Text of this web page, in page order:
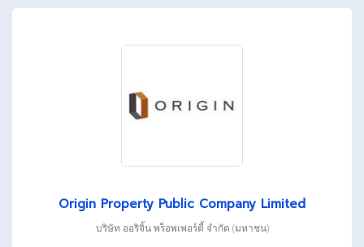
Origin Property Public Company Limited
บริษัท ออริจิ้น พร็อพเพอร์ตี้ จํากัด (มหาชน)